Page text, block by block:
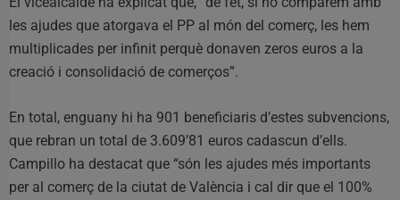
les ajudes que atorgava el PP al món del comerç, les hem
multiplicades per infinit perquè donaven zeros euros a la
creació i consolidació de comerços”.
En total, enguany hi ha 901 beneficiaris d’estes subvencions,
que rebran un total de 3.609’81 euros cadascun d’ells.
Campillo ha destacat que “són les ajudes més importants
per al comerç de la ciutat de València i cal dir que el 100%